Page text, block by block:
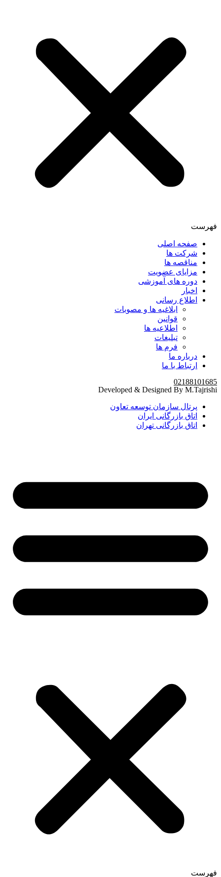
فهرست
صفحه اصلی
شرکت ها
مناقصه ها
مزایای عضویت
دوره های آموزشی
اخبار
اطلاع رسانی
ابلاغیه ها و مصوبات
قوانین
اطلاعیه ها
تبلیغات
فرم ها
درباره ما
ارتباط با ما
02188101685
Developed & Designed By M.Tajrishi
پرتال سازمان توسعه تعاون
اتاق بازرگانی ایران
اتاق بازرگانی تهران
فهرست